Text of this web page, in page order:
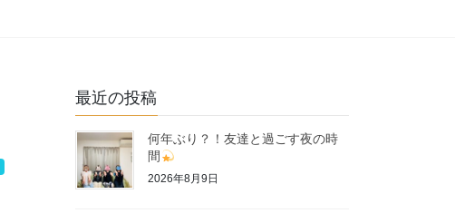
最近の投稿
何年ぶり？！友達と過ごす夜の時
間
2026年8月9日